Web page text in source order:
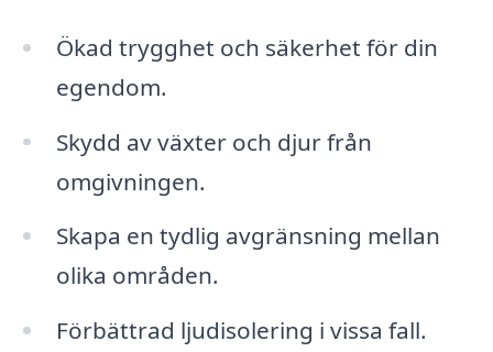
Ökad trygghet och säkerhet för din
egendom.
Skydd av växter och djur från
omgivningen.
Skapa en tydlig avgränsning mellan
olika områden.
Förbättrad ljudisolering i vissa fall.